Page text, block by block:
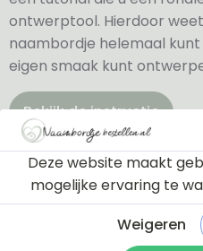
ontwerptool. Hierdoor
naambordje helemaal
eigen smaak kunt
Bekijk de instructie
Deze website maakt
mogelijke ervaring te
Weigeren